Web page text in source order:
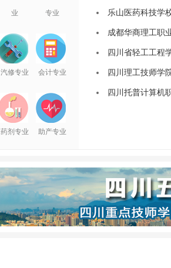
业 专业
汽修专业 会计专业
药剂专业 助产专业
乐山医药科技学
成都华商理工职
四川省轻工工程
四川理工技师学
四川托普计算机